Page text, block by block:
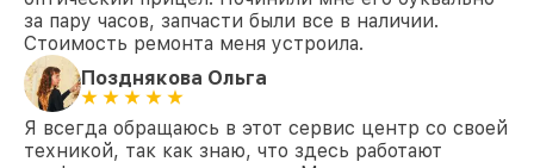
за пару часов, запчасти были все в наличии.
Стоимость ремонта меня устроила.
Позднякова Ольга
Я всегда обращаюсь в этот сервис центр со своей
техникой, так как знаю, что здесь работают